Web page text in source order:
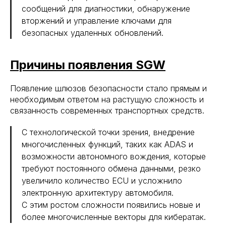
сообщений для диагностики, обнаружение
вторжений и управление ключами для
безопасных удаленных обновлений.
Причины появления SGW
Появление шлюзов безопасности стало прямым и
необходимым ответом на растущую сложность и
связанность современных транспортных средств.
С технологической точки зрения, внедрение
многочисленных функций, таких как ADAS и
возможности автономного вождения, которые
требуют постоянного обмена данными, резко
увеличило количество ECU и усложнило
электронную архитектуру автомобиля.
С этим ростом сложности появились новые и
более многочисленные векторы для кибератак.